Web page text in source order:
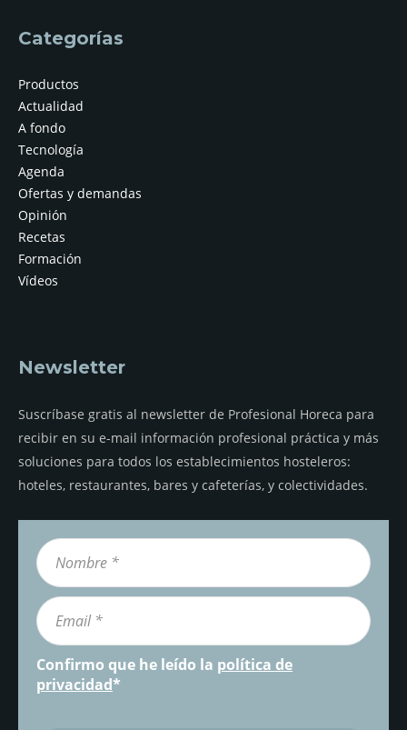
Categorías
Productos
Actualidad
A fondo
Tecnología
Agenda
Ofertas y demandas
Opinión
Recetas
Formación
Vídeos
Newsletter
Suscríbase gratis al newsletter de Profesional Horeca para
recibir en su e-mail información profesional práctica y más
soluciones para todos los establecimientos hosteleros:
hoteles, restaurantes, bares y cafeterías, y colectividades.
Confirmo que he leído la política de
privacidad*